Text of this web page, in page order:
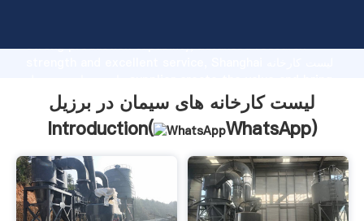
strong production capability, advanced research
values to all of customers.
لیست کارخانه های سیمان در برزیل
Introduction(
WhatsApp)